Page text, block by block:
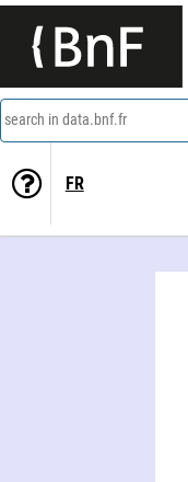
search in data.bnf.fr
FR